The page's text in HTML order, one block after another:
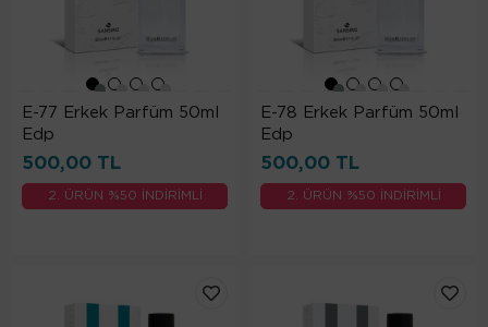
E-77 Erkek Parfüm 50ml
Edp
500,00 TL
2. ÜRÜN %50 İNDİRİMLİ
E-78 Erkek Parfüm 50ml
Edp
500,00 TL
2. ÜRÜN %50 İNDİRİMLİ